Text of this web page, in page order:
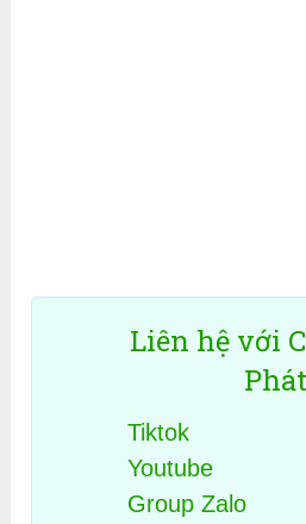
Liên hệ với
Tiktok
Youtube
Group Zalo